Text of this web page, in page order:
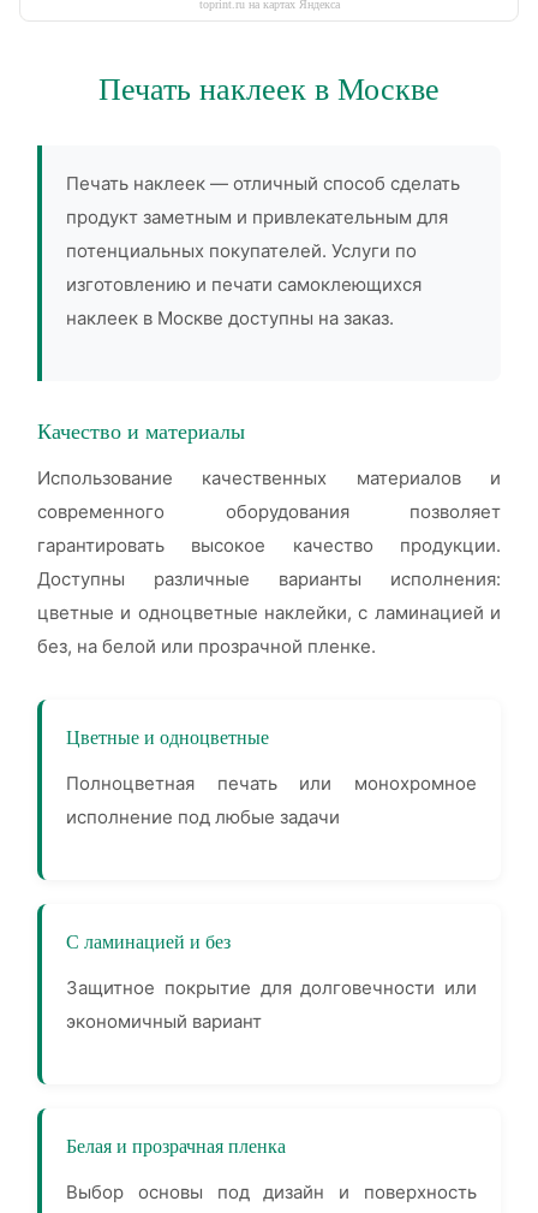
toprint.ru на картах Яндекса
Печать наклеек в Москве
Печать наклеек — отличный способ сделать
продукт заметным и привлекательным для
потенциальных покупателей. Услуги по
изготовлению и печати самоклеющихся
наклеек в Москве доступны на заказ.
Качество и материалы
Использование качественных материалов и
современного оборудования позволяет
гарантировать высокое качество продукции.
Доступны различные варианты исполнения:
цветные и одноцветные наклейки, с ламинацией и
без, на белой или прозрачной пленке.
Цветные и одноцветные
Полноцветная печать или монохромное
исполнение под любые задачи
С ламинацией и без
Защитное покрытие для долговечности или
экономичный вариант
Белая и прозрачная пленка
Выбор основы под дизайн и поверхность